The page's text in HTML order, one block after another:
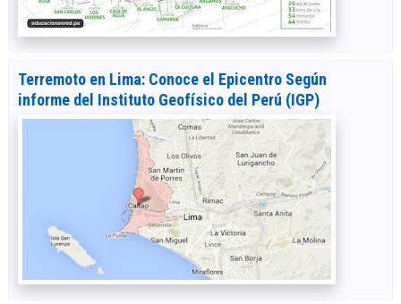
Terremoto en Lima: Conoce el Epicentro Según
informe del Instituto Geofísico del Perú (IGP)